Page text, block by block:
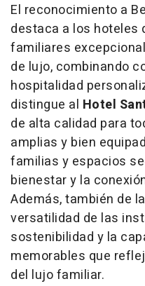
El reconocimiento a
destaca a los hoteles
familiares
de lujo, combinando
hospitalidad
distingue al Hotel
de alta calidad para
amplias y bien
familias y espacios
bienestar y la
Además, también de
versatilidad de las
sostenibilidad y la
memorables que
del lujo familiar.